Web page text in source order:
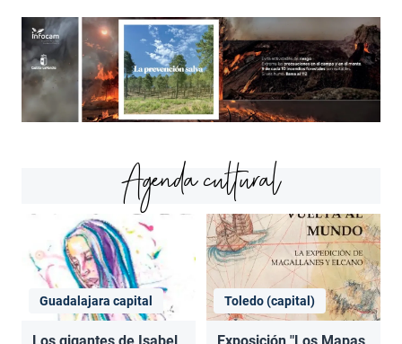
Agenda cultural
Guadalajara capital Toledo (capital)